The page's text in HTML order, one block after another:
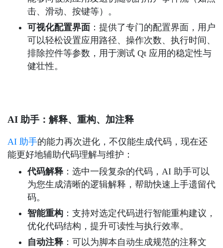
击、滑动、按键等）。
可视化配置界面 ：提供了专门的配置界面，用户
可以轻松设置应用路径、操作次数、执行时间、
排除控件等参数，用于测试 Qt 应用的稳定性与
健壮性。
AI 助手：解释、重构、加注释
AI 助手的能力再次进化，不仅能生成代码，现在还
能更好地辅助代码理解与维护：
代码解释 ：选中一段复杂的代码，AI 助手可以
为您生成清晰的逻辑解释，帮助快速上手遗留代
码。
智能重构 ：支持对选定代码进行智能重构建议，
优化代码结构，提升可读性与执行效率。
自动注释 ：可以为脚本自动生成规范的注释文